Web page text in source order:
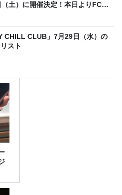
（土）に開催決定！本日よりFC先
CHILL CLUB」7月29日（水）の
スト